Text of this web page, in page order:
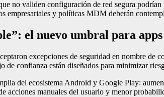
no validen configuración de red segura
empresariales y políticas MDM deberán
el nuevo umbral para
excepciones de seguridad en nombre
de confianza están diseñados para minimizar
del ecosistema Android y Google Play:
acciones manuales del usuario y menor